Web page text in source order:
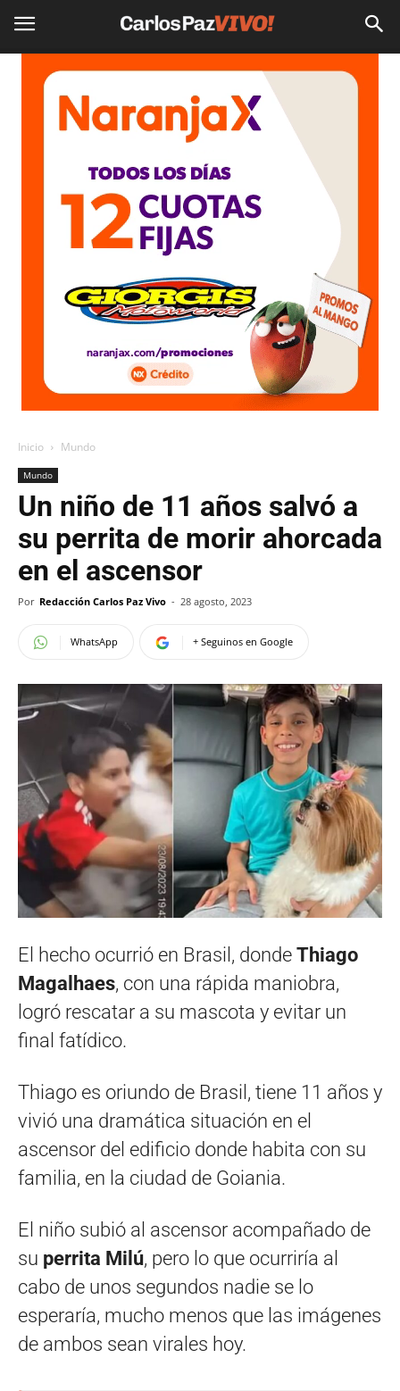
Inicio Mundo
Mundo
Un niño de 11 años salvó a
su perrita de morir ahorcada
en el ascensor
Por Redacción Carlos Paz Vivo - 28 agosto, 2023
WhatsApp + Seguinos en Google
El hecho ocurrió en Brasil, donde Thiago
Magalhaes, con una rápida maniobra,
logró rescatar a su mascota y evitar un
final fatídico.
Thiago es oriundo de Brasil, tiene 11 años y
vivió una dramática situación en el
ascensor del edificio donde habita con su
familia, en la ciudad de Goiania.
El niño subió al ascensor acompañado de
su perrita Milú, pero lo que ocurriría al
cabo de unos segundos nadie se lo
esperaría, mucho menos que las imágenes
de ambos sean virales hoy.